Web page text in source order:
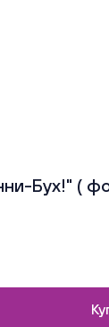
Бух!" (